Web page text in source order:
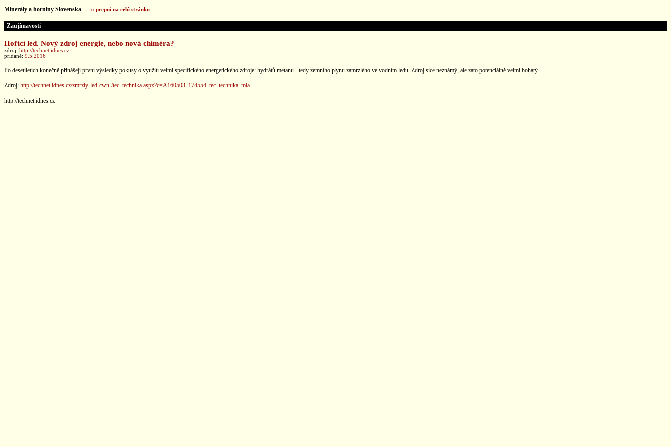
Minerály a horniny Slovenska :: prepni na celú stránku
Zaujímavosti
Hořící led. Nový zdroj energie, nebo nová chiméra?
zdroj: http://technet.idnes.cz
pridané: 9.5.2016
Po desetiletích konečně přinášejí první výsledky pokusy o využití velmi specifického energetického zdroje: hydrátů metanu - tedy zemního plynu zamrzlého ve vodním ledu. Zdroj sice neznámý, ale zato potenciálně velmi bohatý.
Zdroj: http://technet.idnes.cz/zmrzly-led-cwn-/tec_technika.aspx?c=A160503_174554_tec_technika_mla
http://technet.idnes.cz